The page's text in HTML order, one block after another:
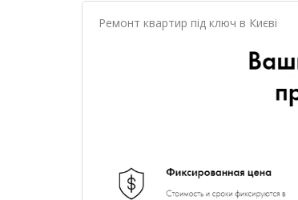
Ремонт квартир під ключ в Києві